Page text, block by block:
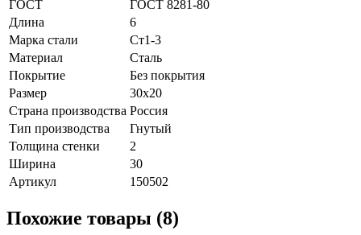
ГОСТ
ГОСТ 8281-80
Длина
6
Марка стали
Ст1-3
Материал
Сталь
Покрытие
Без покрытия
Размер
30х20
Страна производства Россия
Тип производства
Гнутый
Толщина стенки
2
Ширина
30
Артикул
150502
Похожие товары (8)